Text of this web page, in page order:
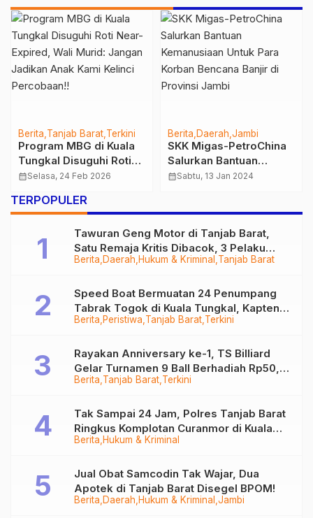
Berita Tanjab Barat Terkini
Program MBG di Kuala
Tungkal Disuguhi Roti
Near-Expired, Wali
Anak Kami Kelinci
Percobaan!!
calendar_monthSelasa, 24 Feb 2026
Berita Daerah Jambi
SKK Migas-PetroChina
Salurkan Bantuan
Kemanusiaan Untuk
calendar_monthSabtu, 13 Jan 2024
TERPOPULER
Berita Daerah Hukum & Kriminal Tanjab Barat
Tawuran Geng Motor di Tanjab Barat,
Satu Remaja Kritis Dibacok, 3 Pelaku
Ditangkap
Berita Peristiwa Tanjab Barat Terkini
Speed Boat Bermuatan 24 Penumpang
Tabrak Togok di Kuala Tungkal, Kapten
Sempat Hilang
Berita Tanjab Barat Terkini
Rayakan Anniversary ke-1, TS Billiard
Gelar Turnamen 9 Ball Berhadiah Rp50,8
Juta
Berita Hukum & Kriminal
Tak Sampai 24 Jam, Polres Tanjab Barat
Ringkus Komplotan Curanmor di Kuala
Tungkal
Berita Daerah Hukum & Kriminal Jambi
Jual Obat Samcodin Tak Wajar, Dua
Apotek di Tanjab Barat Disegel BPOM!